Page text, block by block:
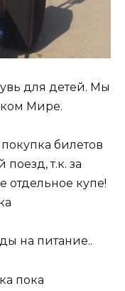
для детей. Мы
Мире.
билетов
т.к. за
отдельное купе!
на питание..
пока